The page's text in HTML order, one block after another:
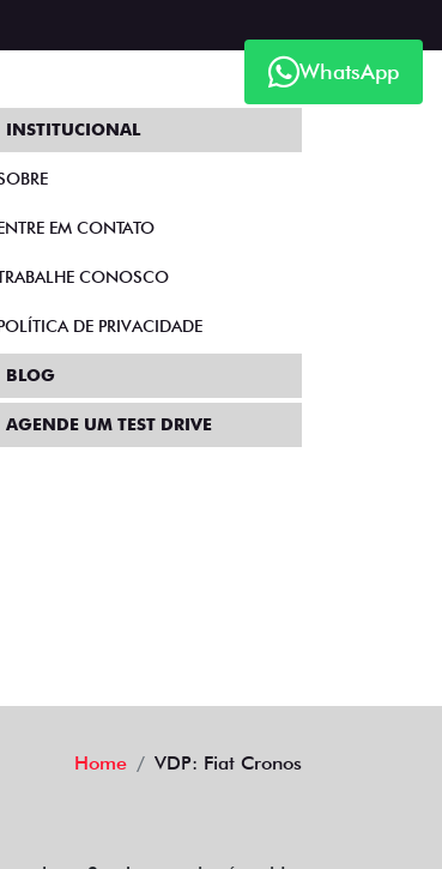
WhatsApp
INSTITUCIONAL
EM CONTATO
CONOSCO
DE PRIVACIDADE
BLOG
AGENDE UM TEST DRIVE
Home VDP: Fiat Cronos